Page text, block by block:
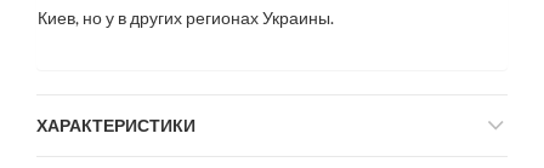
Киев, но у в других регионах Украины.
ХАРАКТЕРИСТИКИ